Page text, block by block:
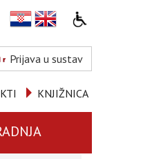
Prijava u sustav
KNJIŽNICA